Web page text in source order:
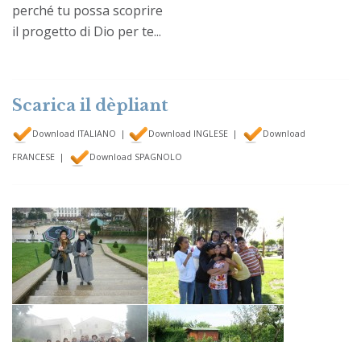
perché tu possa scoprire
il progetto di Dio per te...
Scarica il dèpliant
Download ITALIANO | Download INGLESE | Download
FRANCESE | Download SPAGNOLO